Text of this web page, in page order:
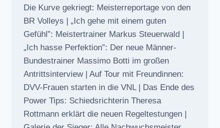
Die Kurve gekriegt: Meisterreportage von den
BR Volleys | „Ich gehe mit einem guten
Gefühl”: Meistertrainer Markus Steuerwald |
„Ich hasse Perfektion”: Der neue Männer-
Bundestrainer Massimo Botti im großen
Antrittsinterview | Auf Tour mit Freundinnen:
DVV-Frauen starten in die VNL | Das Ende des
Power Tips: Schiedsrichterin Theresa
Rottmann erklärt die neuen Regeltestungen |